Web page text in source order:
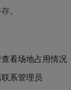
。
看场地占用情况
系管理员